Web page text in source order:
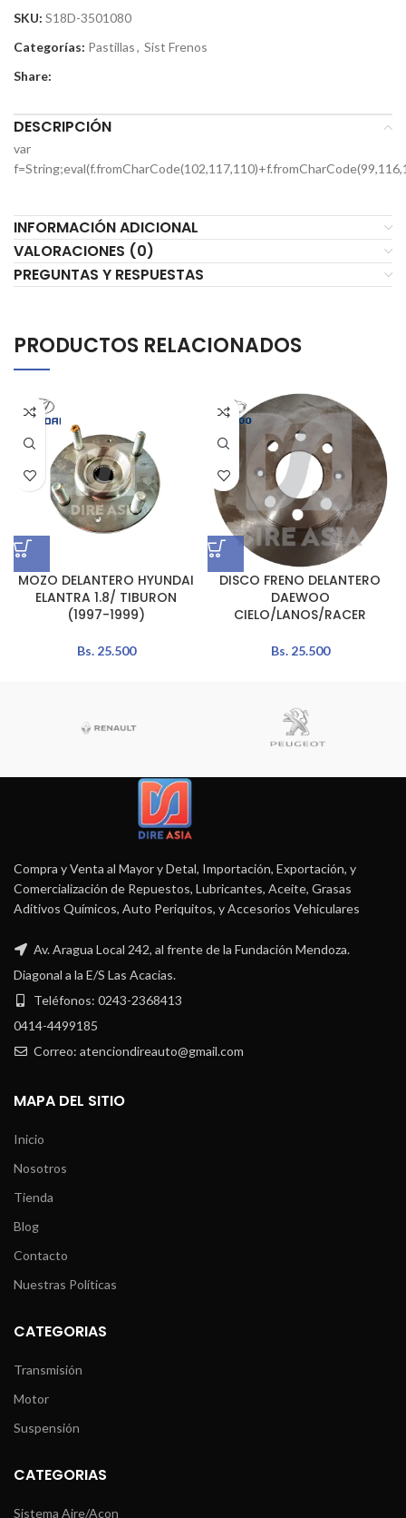
SKU: S18D-3501080
Categorías: Pastillas, Sist Frenos
Share:
DESCRIPCIÓN
var
INFORMACIÓN ADICIONAL
VALORACIONES (0)
PREGUNTAS Y RESPUESTAS
PRODUCTOS RELACIONADOS
MOZO DELANTERO HYUNDAI
ELANTRA 1.8/ TIBURON
(1997-1999)
Bs.25.500
DISCO FRENO DELANTERO
DAEWOO
CIELO/LANOS/RACER
Bs.25.500
Compra y Venta al Mayor y Detal, Importación, Exportación, y
Comercialización de Repuestos, Lubricantes, Aceite, Grasas
Aditivos Químicos, Auto Periquitos, y Accesorios Vehiculares
Av. Aragua Local 242, al frente de la Fundación Mendoza.
Diagonal a la E/S Las Acacias.
Teléfonos: 0243-2368413
0414-4499185
Correo: atenciondireauto@gmail.com
MAPA DEL SITIO
Inicio
Nosotros
Tienda
Blog
Contacto
Nuestras Políticas
CATEGORIAS
Transmisión
Motor
Suspensión
CATEGORIAS
Sistema Aire/Acon